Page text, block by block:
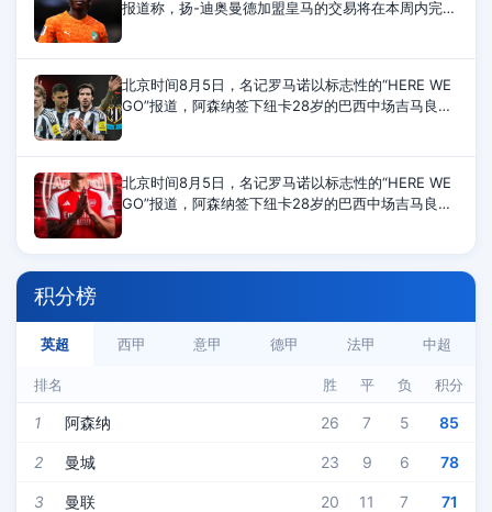
报道称，扬-迪奥曼德加盟皇马的交易将在本周内完
北京时间8月5日，名记罗马诺以标志性的“HERE WE
GO”报道，阿森纳签下纽卡28岁的巴西中场吉马良
北京时间8月5日，名记罗马诺以标志性的“HERE WE
GO”报道，阿森纳签下纽卡28岁的巴西中场吉马良
积分榜
英超 西甲 意甲 德甲 法甲 中超
排名 胜 平 负 积分
1 阿森纳 26 7 5 85
2 曼城 23 9 6 78
3 曼联 20 11 7 71